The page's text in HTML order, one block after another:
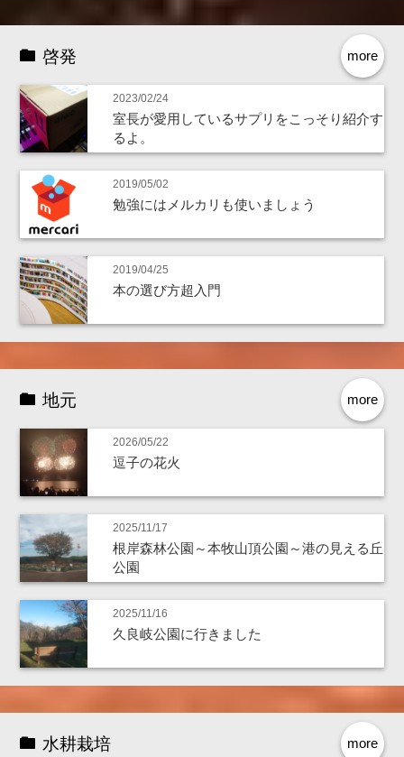
more
啓発
2023/02/24
室長が愛用しているサプリをこっそり紹介す
るよ。
2019/05/02
勉強にはメルカリも使いましょう
2019/04/25
本の選び方超入門
more
地元
2026/05/22
逗子の花火
2025/11/17
根岸森林公園～本牧山頂公園～港の見える丘
公園
2025/11/16
久良岐公園に行きました
more
水耕栽培